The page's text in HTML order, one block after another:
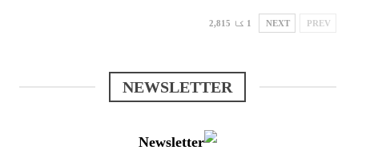
PREV
NEXT 1 کا 2,815
NEWSLETTER